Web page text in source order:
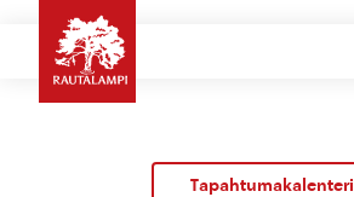
Tapahtumakalenteri